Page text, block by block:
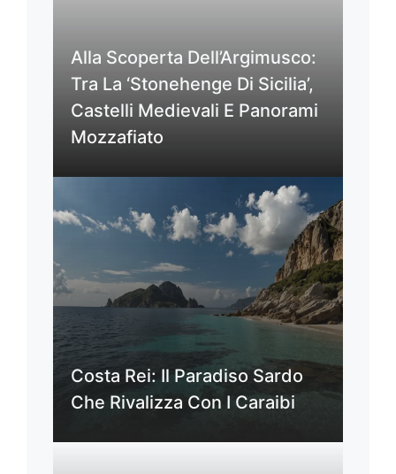
Alla Scoperta Dell’Argimusco:
Tra La ‘Stonehenge Di Sicilia’,
Castelli Medievali E Panorami
Mozzafiato
Costa Rei: Il Paradiso Sardo
Che Rivalizza Con I Caraibi